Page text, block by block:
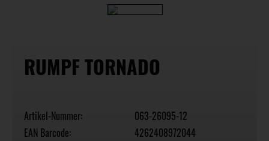
RUMPF TORNADO
Artikel-Nummer:
063-26095-12
EAN Barcode:
4262408972044